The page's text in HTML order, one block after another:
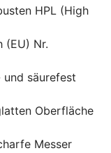
HPL (High
(EU) Nr.
säurefest
Oberfläche
Messer